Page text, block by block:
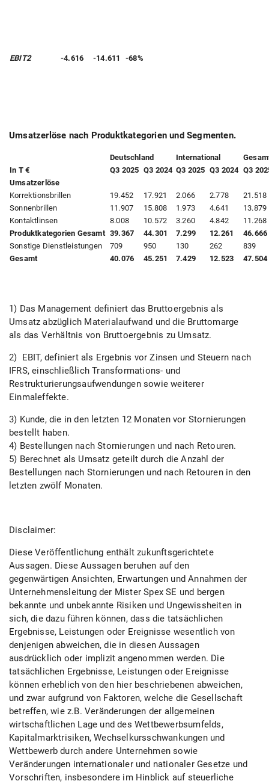
EBIT2 -4.616 -14.611 -68%
Umsatzerlöse nach Produktkategorien und Segmenten.
Deutschland International
In T €
Q3 2025 Q3 2024 Q3 2025 Q3 2024 Q3
Umsatzerlöse
Korrektionsbrillen
19.452 17.921 2.066 2.778
21.518
Sonnenbrillen
11.907 15.808 1.973 4.641
13.879
Kontaktlinsen
8.008 10.572 3.260 4.842
11.268
Produktkategorien Gesamt 39.367 44.301 7.299 12.261
46.666
Sonstige Dienstleistungen
709 950 130 262
839
Gesamt
40.076 45.251 7.429 12.523 47.504
1) Das Management definiert das Bruttoergebnis als
Umsatz abzüglich Materialaufwand und die Bruttomarge
als das Verhältnis von Bruttoergebnis zu Umsatz.
2) EBIT, definiert als Ergebnis vor Zinsen und Steuern nach
IFRS, einschließlich Transformations- und
Restrukturierungsaufwendungen sowie weiterer
Einmaleffekte.
3) Kunde, die in den letzten 12 Monaten vor Stornierungen
bestellt haben.
4) Bestellungen nach Stornierungen und nach Retouren.
5) Berechnet als Umsatz geteilt durch die Anzahl der
Bestellungen nach Stornierungen und nach Retouren in den
letzten zwölf Monaten.
Disclaimer:
Diese Veröffentlichung enthält zukunftsgerichtete
Aussagen. Diese Aussagen beruhen auf den
gegenwärtigen Ansichten, Erwartungen und Annahmen der
Unternehmensleitung der Mister Spex SE und bergen
bekannte und unbekannte Risiken und Ungewissheiten in
sich, die dazu führen können, dass die tatsächlichen
Ergebnisse, Leistungen oder Ereignisse wesentlich von
denjenigen abweichen, die in diesen Aussagen
ausdrücklich oder implizit angenommen werden. Die
tatsächlichen Ergebnisse, Leistungen oder Ereignisse
können erheblich von den hier beschriebenen abweichen,
und zwar aufgrund von Faktoren, welche die Gesellschaft
betreffen, wie z.B. Veränderungen der allgemeinen
wirtschaftlichen Lage und des Wettbewerbsumfelds,
Kapitalmarktrisiken, Wechselkursschwankungen und
Wettbewerb durch andere Unternehmen sowie
Veränderungen internationaler und nationaler Gesetze und
Vorschriften, insbesondere im Hinblick auf steuerliche